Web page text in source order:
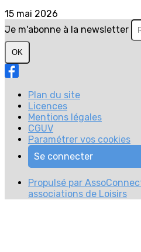
15 mai 2026
Je m'abonne à la newsletter
OK
Plan du site
Licences
Mentions légales
CGUV
Paramétrer vos cookies
Se connecter
Propulsé par
associations de Loisirs